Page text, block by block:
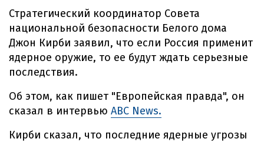
Стратегический координатор Совета
национальной безопасности Белого дома
Джон Кирби заявил, что если Россия применит
ядерное оружие, то ее будут ждать серьезные
последствия.
Об этом, как пишет "Европейская правда", он
сказал в интервью ABC News.
Кирби сказал, что последние ядерные угрозы